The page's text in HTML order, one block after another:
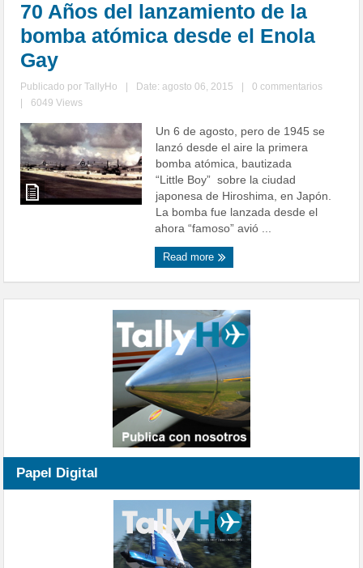
70 Años del lanzamiento de la
bomba atómica desde el Enola
Gay
Publicado porTallyHo Date: agosto 06, 2015
0 commentarios
6049 Views
Un 6 de agosto, pero de 1945 se
lanzó desde el aire la primera
bomba atómica, bautizada
“Little Boy” sobre la ciudad
japonesa de Hiroshima, en Japón.
La bomba fue lanzada desde el
ahora “famoso” avió ...
Read more
Papel Digital